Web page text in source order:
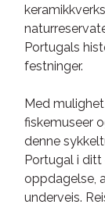
Portugals
festninger.
Med
fiskemuseer
denne
Portugal i
oppdagelse,
underveis.